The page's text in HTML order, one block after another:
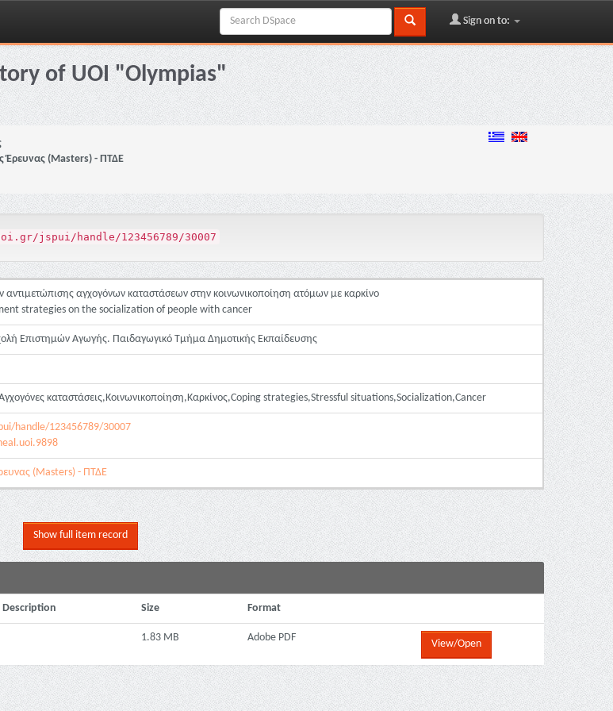
Sign on to:
of UOI "Olympias"
Έρευνας (Masters) - ΠΤΔΕ
jspui/handle/123456789/30007
αντιμετώπισης αγχογόνων καταστάσεων στην κοινωνικοποίηση ατόμων με καρκίνο
strategies on the socialization of people with cancer
Επιστημών Αγωγής. Παιδαγωγικό Τμήμα Δημοτικής Εκπαίδευσης
καταστάσεις,Κοινωνικοποίηση,Καρκίνος,Coping strategies,Stressful situations,Socialization,Cancer
handle/123456789/30007
(Masters) - ΠΤΔΕ
Show full item record
Description Size Format
1.83 MB Adobe PDF
View/Open